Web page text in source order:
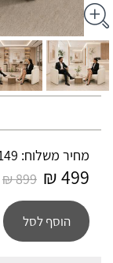
מחיר משלוח: 149 ₪
499 ₪
899 ₪
הוסף לסל